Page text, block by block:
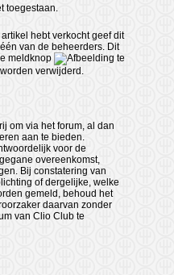
toegestaan.
hebt verkocht geef dit
van de beheerders. Dit
meldknop
te
verwijderd.
om via het forum, al dan
aan te bieden.
voor de
overeenkomst,
Bij constatering van
of dergelijke, welke
gemeld, behoud het
daarvan zonder
van Clio Club te